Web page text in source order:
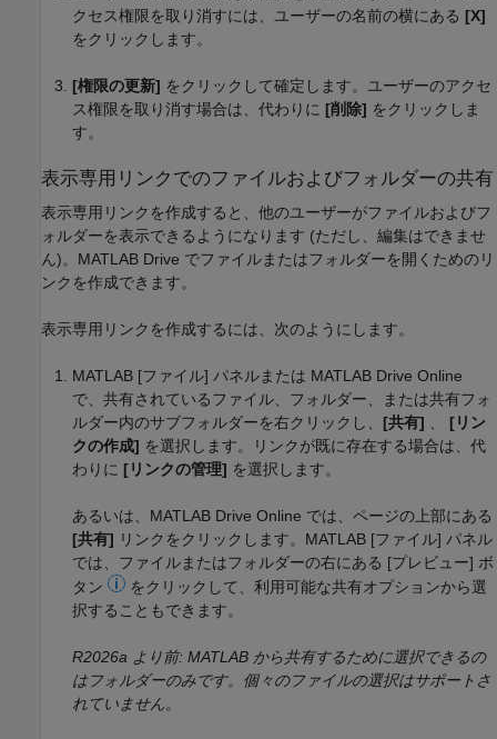
クセス権限を取り消すには、ユーザーの名前の横にある [X]
をクリックします。
[権限の更新] をクリックして確定します。ユーザーのアクセ
ス権限を取り消す場合は、代わりに [削除] をクリックしま
す。
表示専用リンクでのファイルおよびフォルダーの共有
表示専用リンクを作成すると、他のユーザーがファイルおよびフ
ォルダーを表示できるようになります (ただし、編集はできませ
ん)。 MATLAB Drive でファイルまたはフォルダーを開くためのリ
ンクを作成できます。
表示専用リンクを作成するには、次のようにします。
MATLAB [ファイル] パネルまたは MATLAB Drive Online
で、共有されているファイル、フォルダー、または共有フォ
ルダー内のサブフォルダーを右クリックし、 [共有]
[リン
クの作成] を選択します。リンクが既に存在する場合は、代
わりに [リンクの管理] を選択します。
あるいは、 MATLAB Drive Online では、ページの上部にある
[共有] リンクをクリックします。MATLAB [ファイル] パネル
では、ファイルまたはフォルダーの右にある [プレビュー] ボ
タン
をクリックして、利用可能な共有オプションから選
択することもできます。
R2026a より前: MATLAB から共有するために選択できるの
はフォルダーのみです。個々のファイルの選択はサポートさ
れていません。